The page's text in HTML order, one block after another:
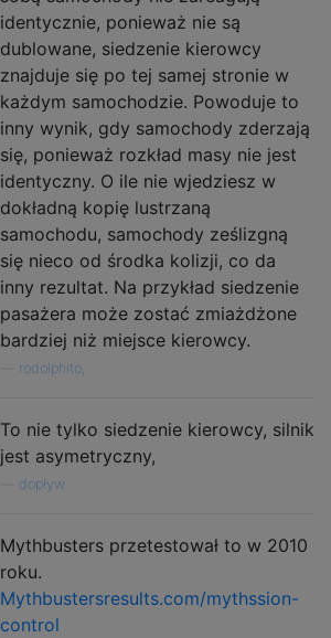
identycznie, ponieważ nie są
dublowane, siedzenie kierowcy
znajduje się po tej samej stronie w
każdym samochodzie. Powoduje to
inny wynik, gdy samochody zderzają
się, ponieważ rozkład masy nie jest
identyczny. O ile nie wjedziesz w
dokładną kopię lustrzaną
samochodu, samochody ześlizgną
się nieco od środka kolizji, co da
inny rezultat. Na przykład siedzenie
pasażera może zostać zmiażdżone
bardziej niż miejsce kierowcy.
rodolphito,
To nie tylko siedzenie kierowcy, silnik
jest asymetryczny,
dopływ
Mythbusters przetestował to w 2010
roku.
Mythbustersresults.com/mythssion-
control